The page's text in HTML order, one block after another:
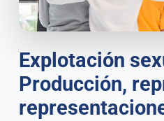
Explotación
Producción,